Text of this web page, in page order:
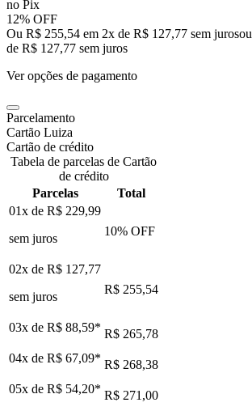
no Pix
12% OFF
Ou R$ 255,54 em 2x de R$ 127,77 sem jurosou
de R$ 127,77 sem juros
Ver opções de pagamento
Parcelamento
Cartão Luiza
Cartão de crédito
Tabela de parcelas de Cartão
de crédito
Parcelas
Total
01x de R$ 229,99
sem juros
10% OFF
02x de R$ 127,77
sem juros
R$ 255,54
03x de R$ 88,59* R$ 265,78
04x de R$ 67,09* R$ 268,38
05x de R$ 54,20* R$ 271,00